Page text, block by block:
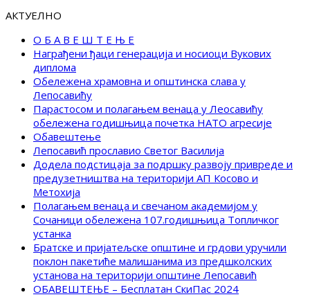
АКТУЕЛНО
О Б А В Е Ш Т Е Њ Е
Награђени ђаци генерација и носиоци Вукових
диплома
Обележена храмовна и општинска слава у
Лепосавићу
Парастосом и полагањем венаца у Леосавићу
обележена годишњица почетка НАТО агресије
Обавештење
Лепосавић прославио Светог Василија
Додела подстицаја за подршку развоју привреде и
предузетништва на територији АП Косово и
Метохија
Полагањем венаца и свечаном академијом у
Сочаници обележена 107.годишњица Топличког
устанка
Братске и пријатељске општине и грдови уручили
поклон пакетиће малишанима из предшколских
установа на територији општине Лепосавић
ОБАВЕШТЕЊЕ – Бесплатан СкиПас 2024